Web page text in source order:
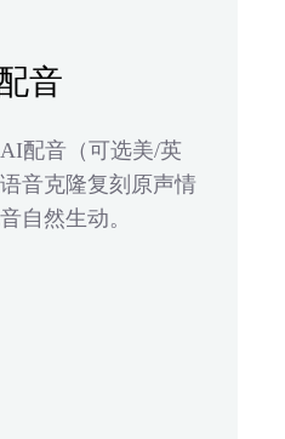
音
配音（可选美/英
音克隆复刻原声情
自然生动。